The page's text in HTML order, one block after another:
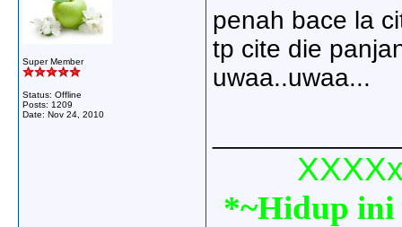
Super Member
Status: Offline
Posts: 1209
Date: Nov 24, 2010
penah bace la
tp cite die
uwaa..uwaa...
*~Hidup ini